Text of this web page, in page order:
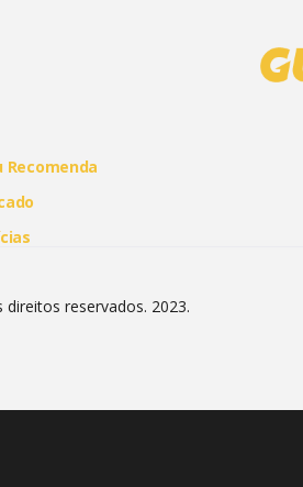
Recomenda
reservados. 2023.